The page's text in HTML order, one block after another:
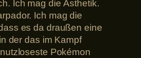
Ich mag die Ästhetik.
Ich mag die
es da draußen eine
der das im Kampf
Pokémon